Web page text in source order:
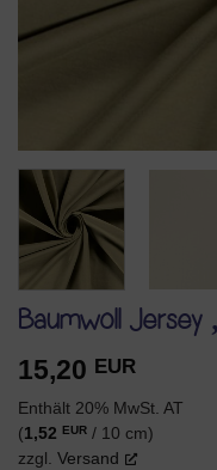
Baumwoll
15,20 EUR
Enthält 20% MwSt. AT
(1,52 EUR / 10 cm)
zzgl. Versand